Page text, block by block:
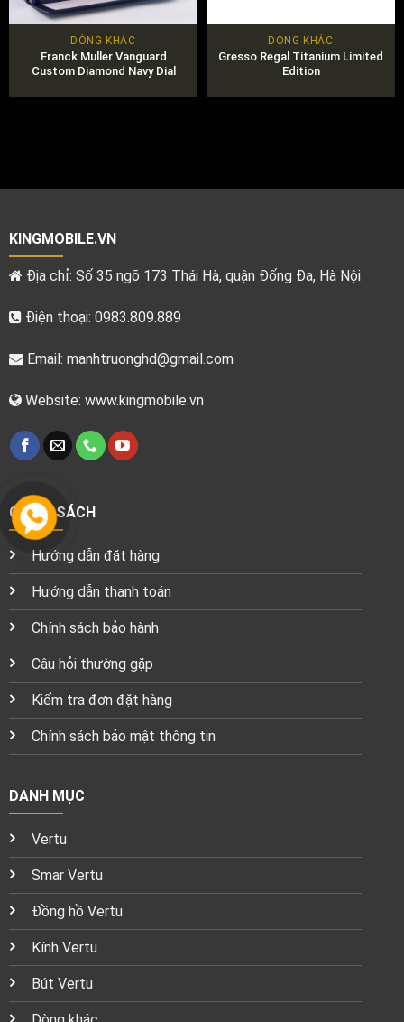
DÒNG KHÁC
Franck Muller Vanguard
Custom Diamond Navy Dial
DÒNG KHÁC
Gresso Regal Titanium Limited
Edition
KINGMOBILE.VN
Địa chỉ: Số 35 ngõ 173 Thái Hà, quận Đống Đa, Hà Nội
Điện thoại: 0983.809.889
Email: manhtruonghd@gmail.com
Website: www.kingmobile.vn
CHÍNH SÁCH
Hướng dẫn đặt hàng
Hướng dẫn thanh toán
Chính sách bảo hành
Câu hỏi thường gặp
Kiểm tra đơn đặt hàng
Chính sách bảo mật thông tin
DANH MỤC
Vertu
Smar Vertu
Đồng hồ Vertu
Kính Vertu
Bút Vertu